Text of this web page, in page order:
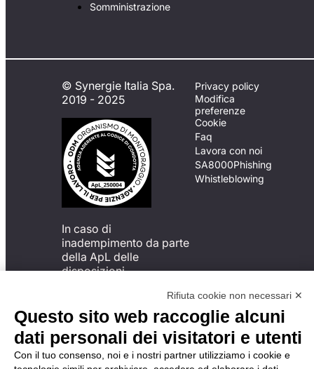
Somministrazione
© Synergie Italia Spa.
2019 - 2025
In caso di
inadempimento da parte
della ApL delle
disposizioni
possibile presentare un
reclamo
all’Organismo di
Monitoraggio utilizzando
una delle modalità
Privacy policy
Modifica
preferenze
Cookie
Faq
Lavora con noi
SA8000Phishing
Whistleblowing
Rifiuta cookie non necessari ✕
Questo sito web raccoglie alcuni
dati personali dei visitatori e utenti
Con il tuo consenso, noi e i nostri partner utilizziamo i cookie e